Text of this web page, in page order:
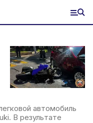
автомобиль
В результате